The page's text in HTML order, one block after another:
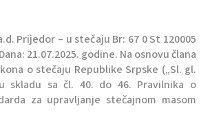
a.d. Prijedor – u stečaju Br: 67 0 St 120005
21.07.2025. godine. Na osnovu člana
o stečaju Republike Srpske („Sl. gl.
skladu sa čl. 40. do 46. Pravilnika o
za upravljanje stečajnom masom